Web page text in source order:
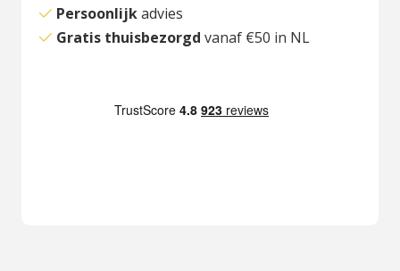
Persoonlijkadvies
Gratis thuisbezorgd vanaf €50 in NL